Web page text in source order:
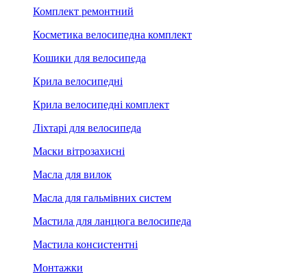
Комплект ремонтний
Косметика велосипедна комплект
Кошики для велосипеда
Крила велосипедні
Крила велосипедні комплект
Ліхтарі для велосипеда
Маски вітрозахисні
Масла для вилок
Масла для гальмівних систем
Мастила для ланцюга велосипеда
Мастила консистентні
Монтажки